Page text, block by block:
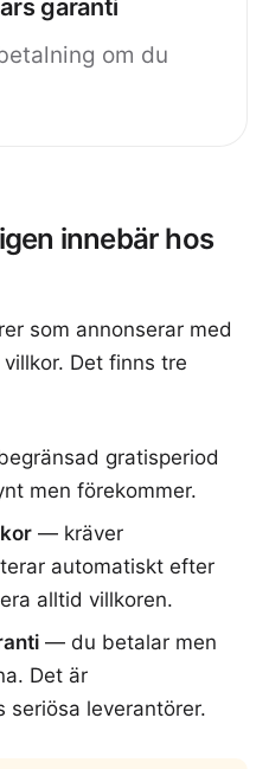
garanti
om du
innebär hos
som annonserar med
Det finns tre
gratisperiod
men förekommer.
— kräver
automatiskt efter
alltid villkoren.
— du betalar men
Det är
seriösa leverantörer.